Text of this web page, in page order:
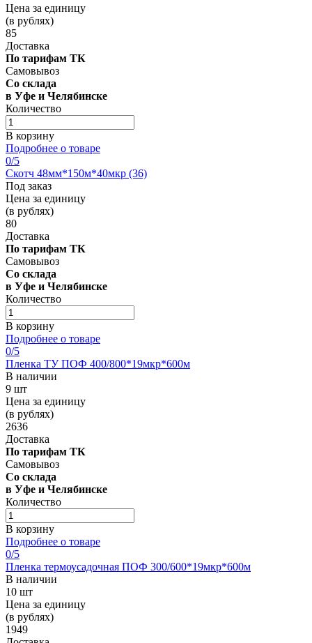
Цена за единицу
(в рублях)
85
Доставка
По тарифам ТК
Самовывоз
Со склада
в Уфе и Челябинске
Количество
В корзину
Подробнее о товаре
0/5
Скотч 48мм*150м*40мкр (36)
Под заказ
Цена за единицу
(в рублях)
80
Доставка
По тарифам ТК
Самовывоз
Со склада
в Уфе и Челябинске
Количество
В корзину
Подробнее о товаре
0/5
Пленка ТУ ПОФ 400/800*19мкр*600м
В наличии
9 шт
Цена за единицу
(в рублях)
2636
Доставка
По тарифам ТК
Самовывоз
Со склада
в Уфе и Челябинске
Количество
В корзину
Подробнее о товаре
0/5
Пленка термоусадочная ПОФ 300/600*19мкр*600м
В наличии
10 шт
Цена за единицу
(в рублях)
1949